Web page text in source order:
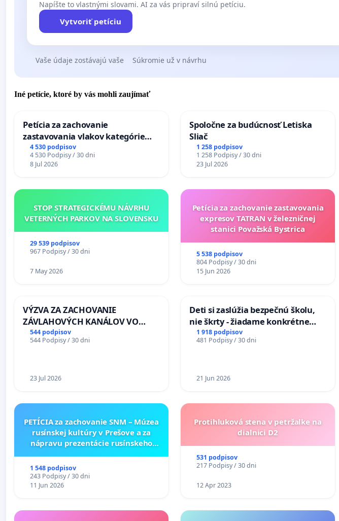
Napíšte to vlastnými slovami. AI za vás pripraví silnú petíciu.
Vytvoriť petíciu
Vaše údaje zostávajú vaše Súkromie už v návrhu
Iné petície, ktoré by vás mohli zaujímať
Petícia za zachovanie
zastavovania vlakov kategórie
Expres (Ex) TATRAN v železničnej
stanici Púchov
4 530 podpisov
4 530 Podpisy / 30 dni
8 Jul 2026
Spoločne za budúcnosť Letiska
Sliač
1 258 podpisov
1 258 Podpisy / 30 dni
23 Jul 2026
STOP STRATEGICKÉMU NÁVRHU
VETERNÝCH PARKOV NA SLOVENSKU
29 539 podpisov
967 Podpisy / 30 dni
7 May 2026
Petícia za zachovanie zastavovania
expresov TATRAN v železničnej
stanici Považská Bystrica
5 538 podpisov
804 Podpisy / 30 dni
15 Jun 2026
VÝZVA ZA ZACHOVANIE
ZÁVLAHOVÝCH KANÁLOV VO
VÝLUČNOM VLASTNÍCTVE A POD
KONTROLOU SLOVENSKEJ
a odvodňovacích kanálov na
544 podpisov
544 Podpisy / 30 dni
23 Jul 2026
Deti si zaslúžia bezpečnú školu,
nie škrty - žiadame konkrétne
opatrenia na zlepšenie situácie v
školstve
1 918 podpisov
481 Podpisy / 30 dni
21 Jun 2026
PETÍCIA za zachovanie SNM – Múzea
rusínskej kultúry v Prešove a za
nápravu prezentácie rusínskeho
Múzeu ukrajinskej kultúry vo
Svidníku
1 548 podpisov
243 Podpisy / 30 dni
11 Jun 2026
Protihluková stena v petržalke na
dialnici D2
531 podpisov
217 Podpisy / 30 dni
12 Apr 2023